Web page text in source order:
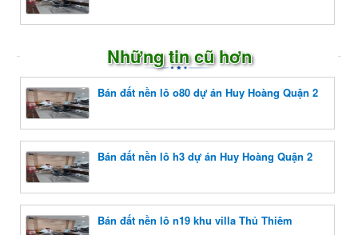
Những tin cũ hơn
Bán đất nền lô o80 dự án Huy Hoàng Quận 2
Bán đất nền lô h3 dự án Huy Hoàng Quận 2
Bán đất nền lô n19 khu villa Thủ Thiêm